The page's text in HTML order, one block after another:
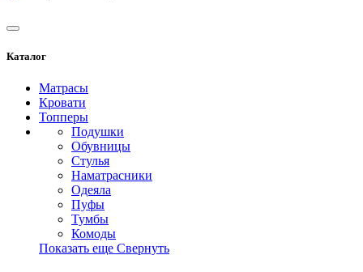
Каталог
Матрасы
Кровати
Топперы
Подушки
Обувницы
Стулья
Наматрасники
Одеяла
Пуфы
Тумбы
Комоды
Показать еще Свернуть